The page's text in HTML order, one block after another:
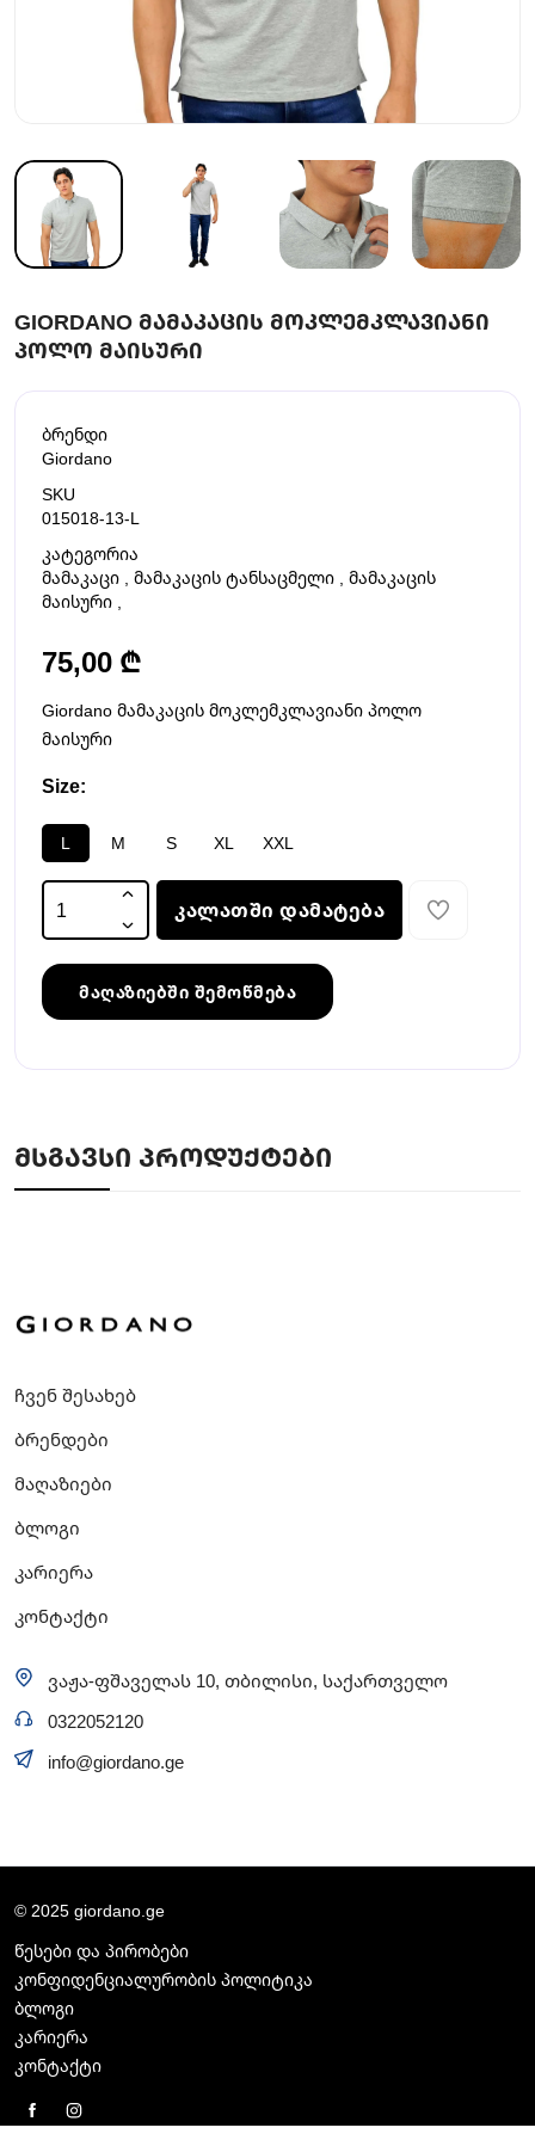
GIORDANO ᲛᲐᲛᲐᲙᲐᲪᲘᲡ ᲛᲝᲙᲚᲔᲛᲙᲚᲐᲕᲘᲐᲜᲘ
ᲞᲝᲚᲝ ᲛᲐᲘᲡᲣᲠᲘ
ბრენდი
Giordano
SKU
015018-13-L
კატეგორია
მამაკაცი
მამაკაცის ტანსაცმელი
მამაკაცის
მაისური
75,00 ₾
Giordano მამაკაცის მოკლემკლავიანი პოლო
მაისური
Size:
L M S XL XXL
კალათში დამატება
მაღაზიებში შემოწმება
ᲛᲡᲒᲐᲕᲡᲘ ᲞᲠᲝᲓᲣᲥᲢᲔᲑᲘ
ჩვენ შესახებ
ბრენდები
მაღაზიები
ბლოგი
კარიერა
კონტაქტი
ვაჟა-ფშაველას 10, თბილისი, საქართველო
0322052120
info@giordano.ge
© 2025 giordano.ge
წესები და პირობები
კონფიდენციალურობის პოლიტიკა
ბლოგი
კარიერა
კონტაქტი